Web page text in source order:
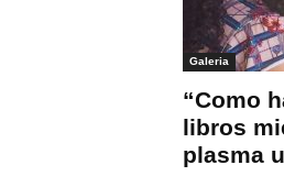
Galeria
“Como
libros
plasma